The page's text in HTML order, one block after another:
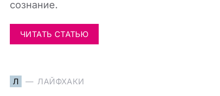
сознание.
ЧИТАТЬ СТАТЬЮ
Л ЛАЙФХАКИ